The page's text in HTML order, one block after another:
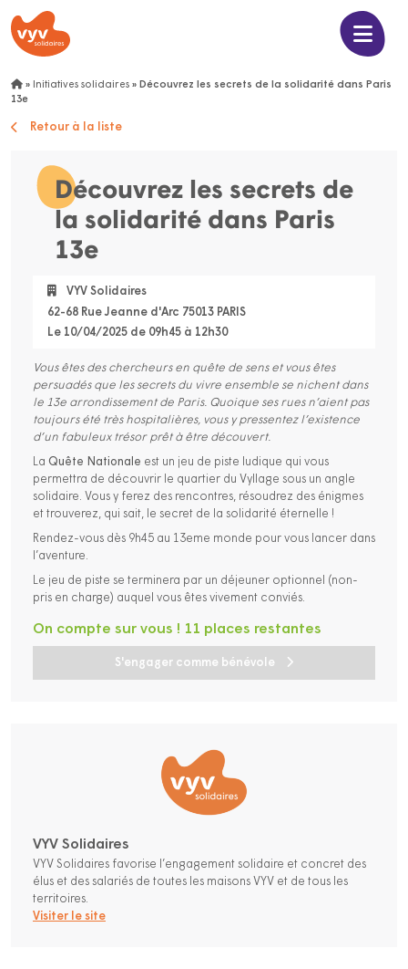
» Initiatives solidaires » Découvrez les secrets de la solidarité dans Paris
13e
Retour à la liste
Découvrez les secrets de
la solidarité dans Paris
13e
VYV Solidaires
62-68 Rue Jeanne d'Arc 75013 PARIS
Le 10/04/2025 de 09h45 à 12h30
Vous êtes des chercheurs en quête de sens et vous êtes
persuadés que les secrets du vivre ensemble se nichent dans
le 13e arrondissement de Paris. Quoique ses rues n’aient pas
toujours été très hospitalières, vous y pressentez l’existence
d’un fabuleux trésor prêt à être découvert.
La Quête Nationale est un jeu de piste ludique qui vous
permettra de découvrir le quartier du Vyllage sous un angle
solidaire. Vous y ferez des rencontres, résoudrez des énigmes
et trouverez, qui sait, le secret de la solidarité éternelle !
Rendez-vous dès 9h45 au 13eme monde pour vous lancer dans
l’aventure.
Le jeu de piste se terminera par un déjeuner optionnel (non-
pris en charge) auquel vous êtes vivement conviés.
S'engager comme bénévole
On compte sur vous ! 11 places restantes
VYV Solidaires
VYV Solidaires favorise l’engagement solidaire et concret des
élus et des salariés de toutes les maisons VYV et de tous les
territoires.
Visiter le site